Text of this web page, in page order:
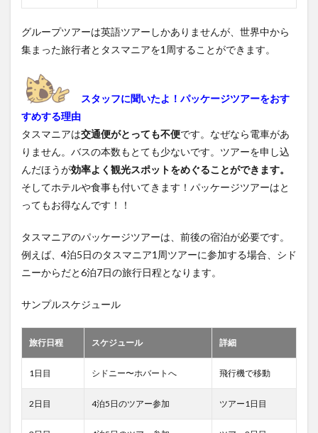
オブ
イヤ
11
ラッセ
ル滝
Russell
12
ート
の街
サラマ
ンカマ
ーケッ
ト
12.2
現代美
術と古
物館
12.3
タスマ
ニア植
物園
グループツアーは英語ツアーしかありませんが、世界中から
集まった旅行者とタスマニアを1周することができます。
スタッフに聞いたよ！パッケージツアーをおす
すめする理由
タスマニアは交通便がとっても不便です。なぜなら電車があ
りません。バスの本数もとても少ないです。ツアーを申し込
んだほうが効率よく観光スポットをめぐることができます。
そしてホテルや食事も付いてきます！パッケージツアーはと
ってもお得なんです！！
タスマニアのパッケージツアーは、前後の宿泊が必要です。
例えば、4泊5日のタスマニア1周ツアーに参加する場合、シド
ニーからだと6泊7日の旅行日程となります。
サンプルスケジュール
旅行日程 スケジュール 詳細
1日目 シドニー〜ホバートへ 飛行機で移動
2日目 4泊5日のツアー参加 ツアー1日目